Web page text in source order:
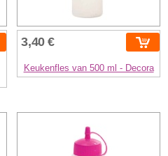
3,40 €
Keukenfles van 500 ml - Decora